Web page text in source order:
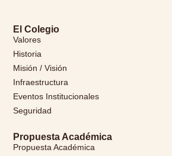
El Colegio
Valores
Historia
Misión / Visión
Infraestructura
Eventos Institucionales
Seguridad
Propuesta Académica
Propuesta Académica